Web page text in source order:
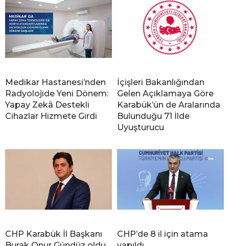
Medikar Hastanesi’nden
Radyolojide Yeni Dönem:
Yapay Zekâ Destekli
Cihazlar Hizmete Girdi
İçişleri Bakanlığından
Gelen Açıklamaya Göre
Karabük’ün de Aralarında
Bulunduğu 71 İlde
Uyuşturucu
CHP Karabük İl Başkanı
CHP’de 8 il için atama